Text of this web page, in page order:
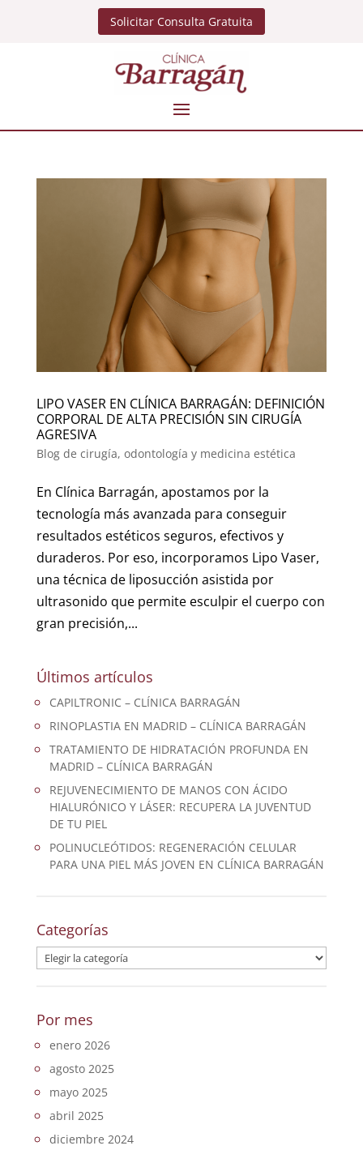
Solicitar Consulta Gratuita
LIPO VASER EN CLÍNICA BARRAGÁN: DEFINICIÓN
CORPORAL DE ALTA PRECISIÓN SIN CIRUGÍA
AGRESIVA
Blog de cirugía, odontología y medicina estética
En Clínica Barragán, apostamos por la
tecnología más avanzada para conseguir
resultados estéticos seguros, efectivos y
duraderos. Por eso, incorporamos Lipo Vaser,
una técnica de liposucción asistida por
ultrasonido que permite esculpir el cuerpo con
gran precisión,...
Últimos artículos
CAPILTRONIC – CLÍNICA BARRAGÁN
RINOPLASTIA EN MADRID – CLÍNICA BARRAGÁN
TRATAMIENTO DE HIDRATACIÓN PROFUNDA EN
MADRID – CLÍNICA BARRAGÁN
REJUVENECIMIENTO DE MANOS CON ÁCIDO
HIALURÓNICO Y LÁSER: RECUPERA LA JUVENTUD
DE TU PIEL
POLINUCLEÓTIDOS: REGENERACIÓN CELULAR
PARA UNA PIEL MÁS JOVEN EN CLÍNICA BARRAGÁN
Categorías
Categorías
Por mes
enero 2026
agosto 2025
mayo 2025
abril 2025
diciembre 2024